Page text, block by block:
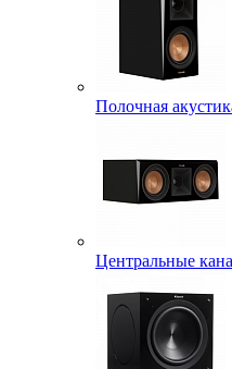
Полочная
Центральные